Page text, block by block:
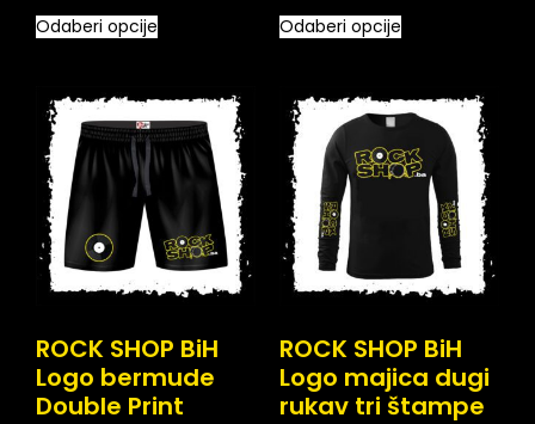
Odaberi opcije Odaberi opcije
ROCK SHOP BiH
Logo bermude
Double Print
ROCK SHOP BiH
Logo majica dugi
rukav tri štampe